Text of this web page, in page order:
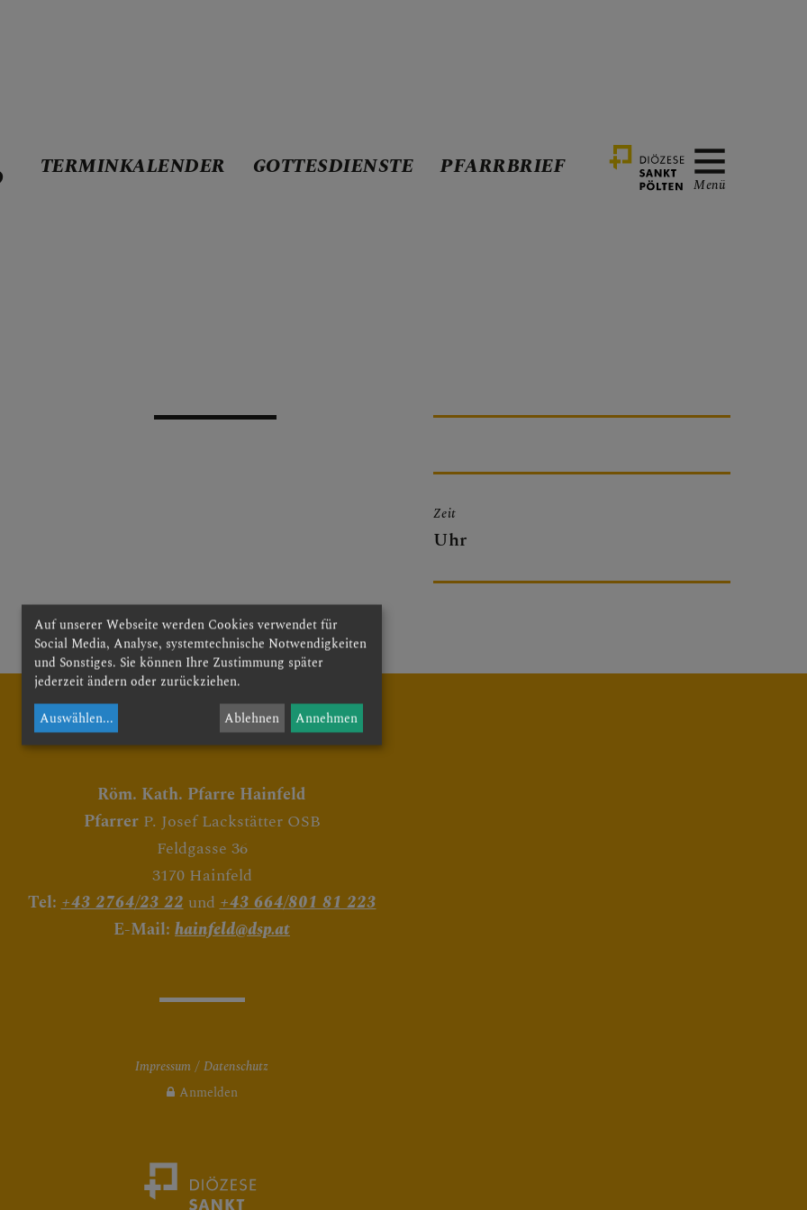
TERMINKALENDER GOTTESDIENSTE PFARRBRIEF
Menü
Zeit
Uhr
Röm. Kath. Pfarre Hainfeld
Pfarrer P. Josef Lackstätter OSB
Feldgasse 36
3170 Hainfeld
Tel: +43 2764/23 22und+43 664/801 81 223
E-Mail: hainfeld@dsp.at
Impressum
Datenschutz
Anmelden
Auf unserer Webseite werden Cookies verwendet für
Social Media, Analyse, systemtechnische Notwendigkeiten
und Sonstiges. Sie können Ihre Zustimmung später
jederzeit ändern oder zurückziehen.
Auswählen... Ablehnen Annehmen